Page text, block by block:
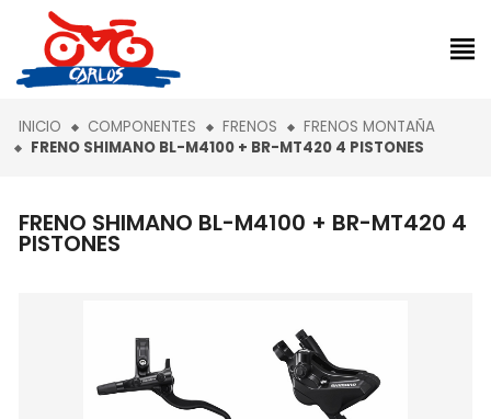
INICIO COMPONENTES FRENOS
FRENOS MONTAÑA
FRENO SHIMANO BL-M4100 + BR-MT420 4 PISTONES
FRENO SHIMANO BL-M4100 + BR-MT420 4
PISTONES